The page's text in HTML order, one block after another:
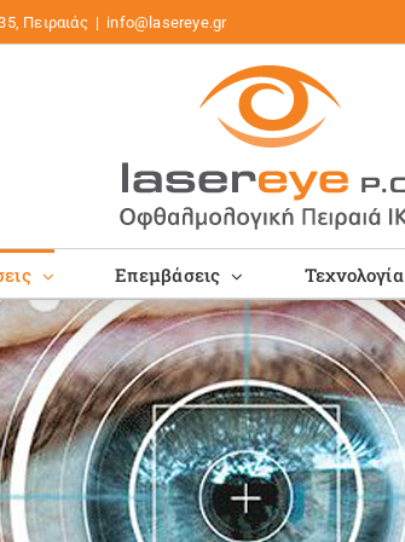
Πειραιάς | info@lasereye.gr
Επεμβάσεις Τεχνολογία